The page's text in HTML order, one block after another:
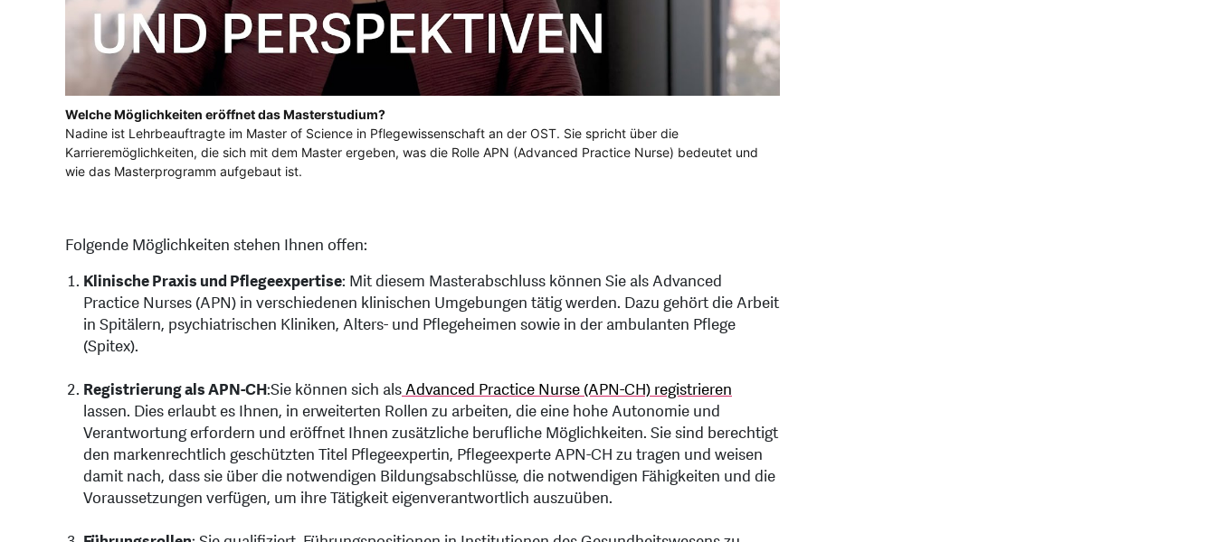
Welche Möglichkeiten eröffnet das Masterstudium?
Nadine ist Lehrbeauftragte im Master of Science in Pflegewissenschaft an der OST. Sie spricht über die
Karrieremöglichkeiten, die sich mit dem Master ergeben, was die Rolle APN (Advanced Practice Nurse) bedeutet und
wie das Masterprogramm aufgebaut ist.
Folgende Möglichkeiten stehen Ihnen offen:
Klinische Praxis und Pflegeexpertise: Mit diesem Masterabschluss können Sie als Advanced
Practice Nurses (APN) in verschiedenen klinischen Umgebungen tätig werden. Dazu gehört die Arbeit
in Spitälern, psychiatrischen Kliniken, Alters- und Pflegeheimen sowie in der ambulanten Pflege
(Spitex).
Registrierung als APN-CH:Sie können sich alsAdvanced Practice Nurse (APN-CH) registrieren
lassen. Dies erlaubt es Ihnen, in erweiterten Rollen zu arbeiten, die eine hohe Autonomie und
Verantwortung erfordern und eröffnet Ihnen zusätzliche berufliche Möglichkeiten. Sie sind berechtigt
den markenrechtlich geschützten Titel Pflegeexpertin, Pflegeexperte APN-CH zu tragen und weisen
damit nach, dass sie über die notwendigen Bildungsabschlüsse, die notwendigen Fähigkeiten und die
Voraussetzungen verfügen, um ihre Tätigkeit eigenverantwortlich auszuüben.